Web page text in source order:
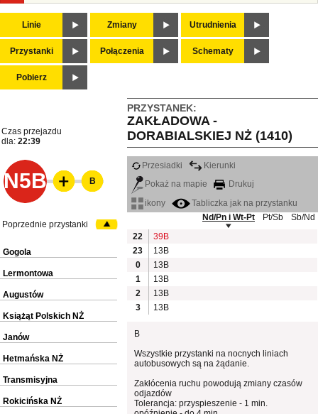
Linie Zmiany Utrudnienia
Przystanki Połączenia Schematy
Pobierz
PRZYSTANEK:
ZAKŁADOWA -
DORABIALSKIEJ NŻ (1410)
Czas przejazdu
dla: 22:39
N5B
Przesiadki
Kierunki
Pokaż na mapie
Drukuj
ikony
Tabliczka jak na przystanku
Nd/Pn i Wt-Pt
Pt/Sb
Sb/Nd
22
39B
23
13B
0
13B
1
13B
2
13B
3
13B
B
Wszystkie przystanki na nocnych liniach
autobusowych są na żądanie.
Zakłócenia ruchu powodują zmiany czasów
odjazdów
Tolerancja: przyspieszenie - 1 min.
B
Poprzednie przystanki
Gogola
Lermontowa
Augustów
Książąt Polskich NŻ
Janów
Hetmańska NŻ
Transmisyjna
Rokicińska NŻ